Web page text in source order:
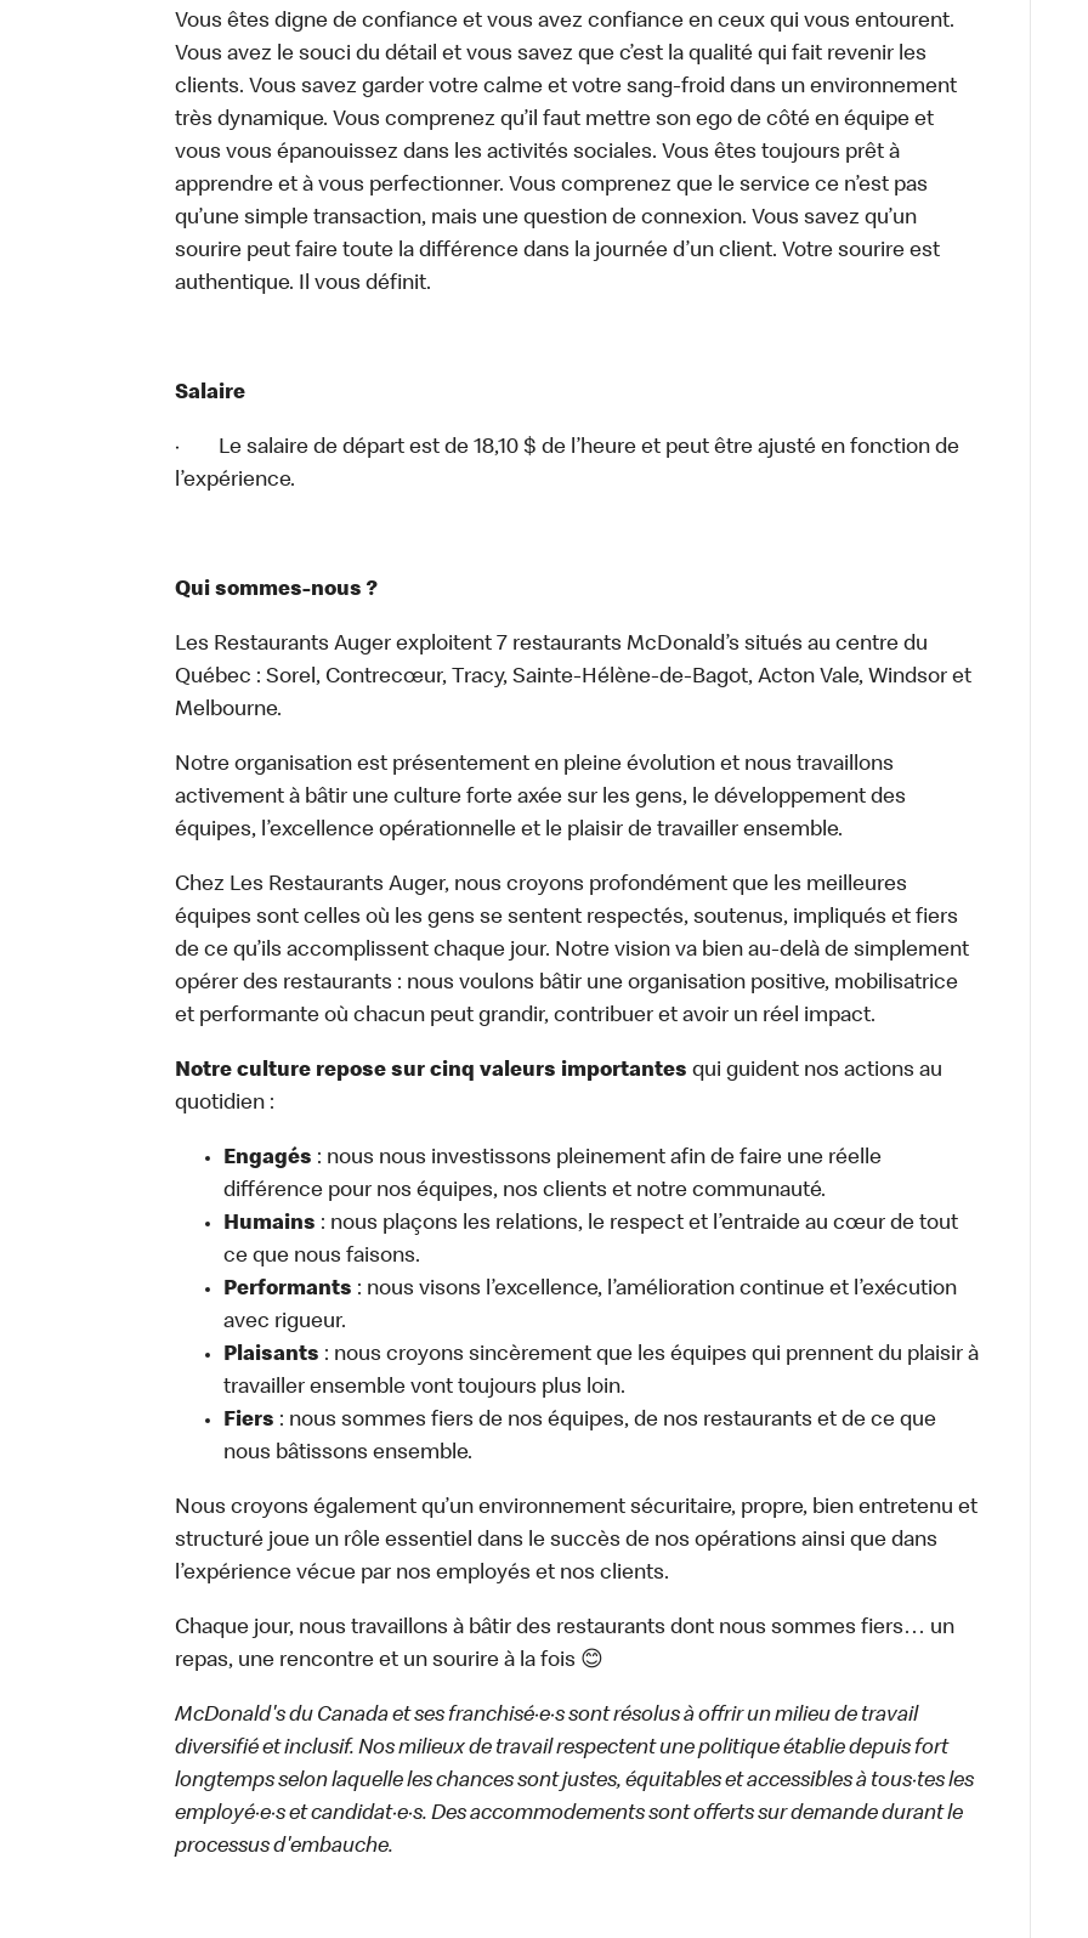
Vous êtes digne de confiance et vous avez confiance en ceux qui vous entourent.
Vous avez le souci du détail et vous savez que c’est la qualité qui fait revenir les
clients. Vous savez garder votre calme et votre sang-froid dans un environnement
très dynamique. Vous comprenez qu’il faut mettre son ego de côté en équipe et
vous vous épanouissez dans les activités sociales. Vous êtes toujours prêt à
apprendre et à vous perfectionner. Vous comprenez que le service ce n’est pas
qu’une simple transaction, mais une question de connexion. Vous savez qu’un
sourire peut faire toute la différence dans la journée d’un client. Votre sourire est
authentique. Il vous définit.
Salaire
· Le salaire de départ est de 18,10 $ de l’heure et peut être ajusté en fonction de
l’expérience.
Qui sommes-nous ?
Les Restaurants Auger exploitent 7 restaurants McDonald’s situés au centre du
Québec : Sorel, Contrecœur, Tracy, Sainte-Hélène-de-Bagot, Acton Vale, Windsor et
Melbourne.
Notre organisation est présentement en pleine évolution et nous travaillons
activement à bâtir une culture forte axée sur les gens, le développement des
équipes, l’excellence opérationnelle et le plaisir de travailler ensemble.
Chez Les Restaurants Auger, nous croyons profondément que les meilleures
équipes sont celles où les gens se sentent respectés, soutenus, impliqués et fiers
de ce qu’ils accomplissent chaque jour. Notre vision va bien au-delà de simplement
opérer des restaurants : nous voulons bâtir une organisation positive, mobilisatrice
et performante où chacun peut grandir, contribuer et avoir un réel impact.
Notre culture repose sur cinq valeurs importantes qui guident nos actions au
quotidien :
Engagés : nous nous investissons pleinement afin de faire une réelle
différence pour nos équipes, nos clients et notre communauté.
Humains : nous plaçons les relations, le respect et l’entraide au cœur de tout
ce que nous faisons.
Performants : nous visons l’excellence, l’amélioration continue et l’exécution
avec rigueur.
Plaisants : nous croyons sincèrement que les équipes qui prennent du plaisir à
travailler ensemble vont toujours plus loin.
Fiers : nous sommes fiers de nos équipes, de nos restaurants et de ce que
nous bâtissons ensemble.
Nous croyons également qu’un environnement sécuritaire, propre, bien entretenu et
structuré joue un rôle essentiel dans le succès de nos opérations ainsi que dans
l’expérience vécue par nos employés et nos clients.
Chaque jour, nous travaillons à bâtir des restaurants dont nous sommes fiers… un
repas, une rencontre et un sourire à la fois 😊
McDonald's du Canada et ses franchisé·e·s sont résolus à offrir un milieu de travail
diversifié et inclusif. Nos milieux de travail respectent une politique établie depuis fort
longtemps selon laquelle les chances sont justes, équitables et accessibles à tous·tes les
employé·e·s et candidat·e·s. Des accommodements sont offerts sur demande durant le
processus d'embauche.